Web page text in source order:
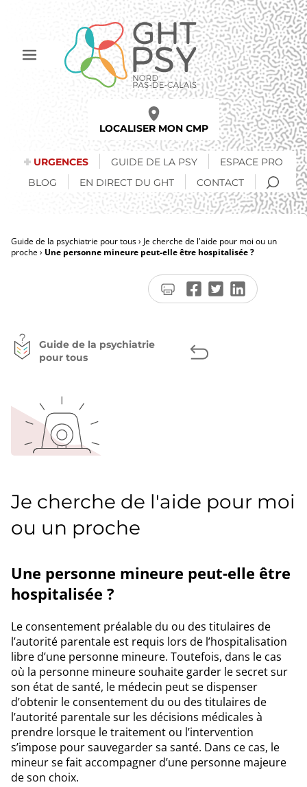
principal
Afficher
LOCALISER MON CMP
URGENCES GUIDE DE LA PSY
ESPACE PRO
BLOG
EN DIRECT DU GHT CONTACT
Fil
Guide de la psychiatrie pour tous
Je cherche de l'aide pour moi ou un
proche
Une personne mineure peut-elle être hospitalisée ?
Guide de la psychiatrie
pour tous
Je cherche de l'aide pour moi
ou un proche
Une personne mineure peut-elle être
hospitalisée ?
Le consentement préalable du ou des titulaires de
l’autorité parentale est requis lors de l’hospitalisation
libre d’une personne mineure. Toutefois, dans le cas
où la personne mineure souhaite garder le secret sur
son état de santé, le médecin peut se dispenser
d’obtenir le consentement du ou des titulaires de
l’autorité parentale sur les décisions médicales à
prendre lorsque le traitement ou l’intervention
s’impose pour sauvegarder sa santé. Dans ce cas, le
mineur se fait accompagner d’une personne majeure
de son choix.
Imprimer
la
Partager
sur
Partager
sur
Partager
sur